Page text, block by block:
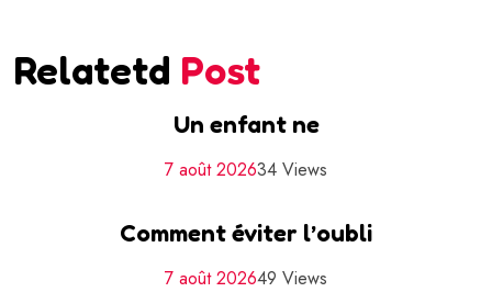
Relatetd Post
Un enfant ne
7 août 202634 Views
Comment éviter l’oubli
7 août 202649 Views